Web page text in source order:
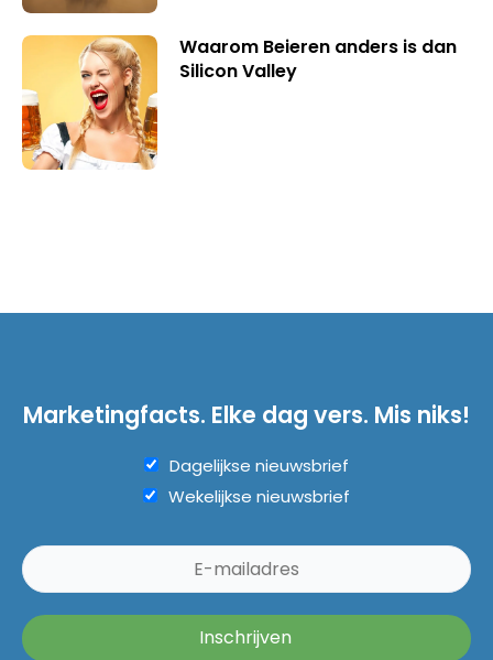
Waarom Beieren anders is dan
Silicon Valley
Marketingfacts. Elke dag vers. Mis niks!
Dagelijkse nieuwsbrief
Wekelijkse nieuwsbrief